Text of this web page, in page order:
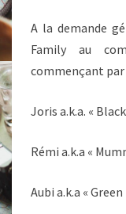
A la demande
Family au
commençant par
Joris a.k.a. «
Rémi a.k.a «
Aubi a.k.a «